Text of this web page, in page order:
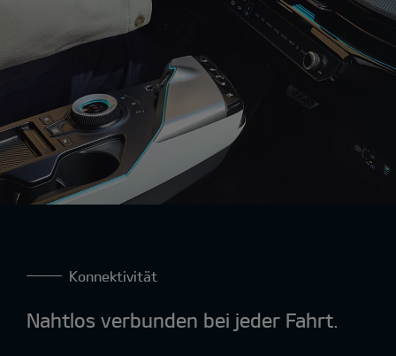
Konnektivität
Nahtlos verbunden bei jeder Fahrt.